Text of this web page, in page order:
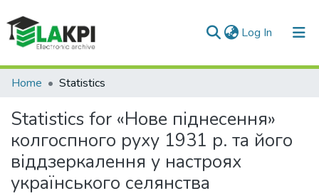
Log In (current)
Communities & Collections
All of DSpace
Home Statistics
Statistics for «Нове піднесення»
колгоспного руху 1931 р. та його
віддзеркалення у настроях
українського селянства